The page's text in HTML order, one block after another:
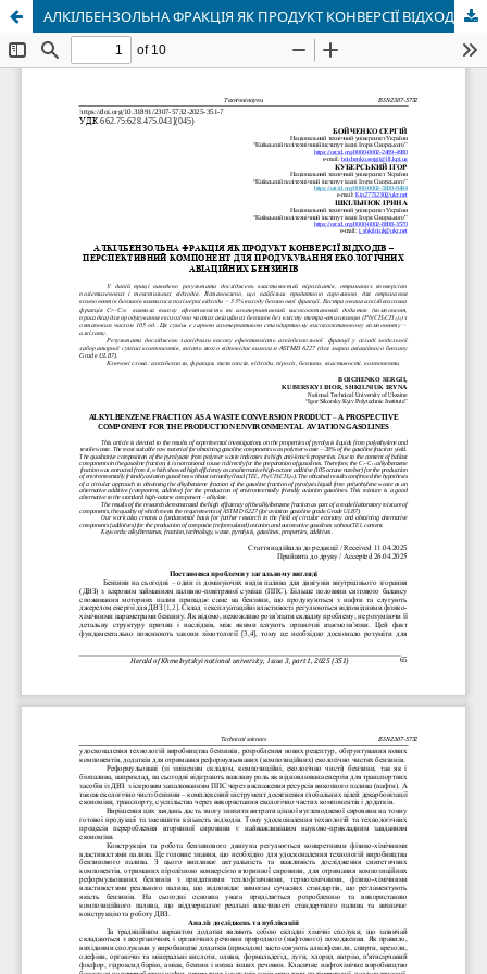
АЛКІЛБЕНЗОЛЬНА ФРАКЦІЯ ЯК ПРОДУКТ КОНВЕРСІЇ ВІДХОДІВ – ПЕРСПЕКТИВНИЙ КОМПОНЕНТ ДЛЯ ПРОДУКУВАННЯ ЕКОЛОГІЧНИХ АВІАЦІЙНИХ БЕНЗИНІВ